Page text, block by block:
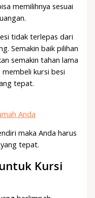
memilihnya sesuai
tidak terlepas dari
Semakin baik pilihan
semakin tahan lama
membeli kursi besi
tepat.
Anda
maka Anda harus
tepat.
Kursi